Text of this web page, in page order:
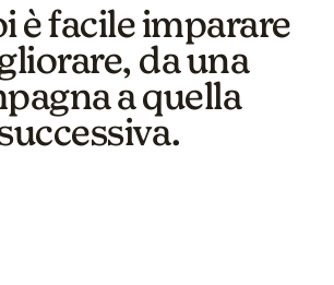
è facile imparare
da una
a quella